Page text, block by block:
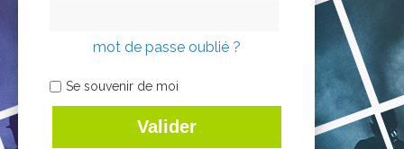
mot de passe oublié ?
Se souvenir de moi